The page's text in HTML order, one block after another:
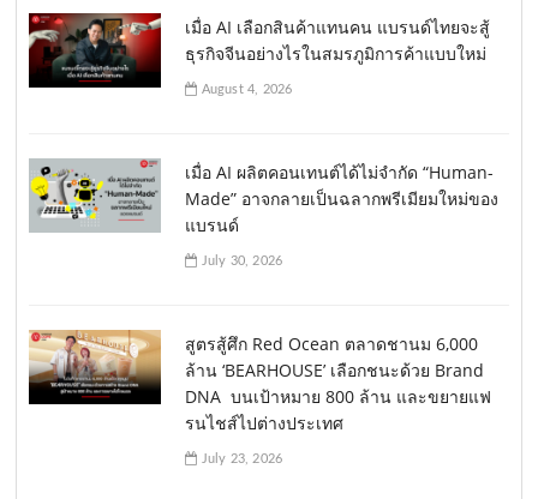
เมื่อ AI เลือกสินค้าแทนคน แบรนด์ไทยจะสู้
ธุรกิจจีนอย่างไรในสมรภูมิการค้าแบบใหม่
August 4, 2026
เมื่อ AI ผลิตคอนเทนต์ได้ไม่จำกัด “Human-
Made” อาจกลายเป็นฉลากพรีเมียมใหม่ของ
แบรนด์
July 30, 2026
สูตรสู้ศึก Red Ocean ตลาดชานม 6,000
ล้าน ‘BEARHOUSE’ เลือกชนะด้วย Brand
DNA บนเป้าหมาย 800 ล้าน และขยายแฟ
รนไชส์ไปต่างประเทศ
July 23, 2026